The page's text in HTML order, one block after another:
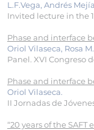
L.F.Vega, Andrés
Invited lecture in the
Phase and interface
Oriol Vilaseca, Rosa
Panel. XVI Congreso
Phase and interface
Oriol Vilaseca.
II Jornadas de
“20 years of the